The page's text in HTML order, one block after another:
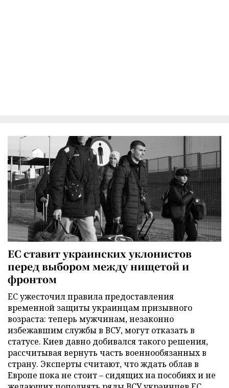
ЕС ставит украинских уклонистов
перед выбором между нищетой и
фронтом
ЕС ужесточил правила предоставления
временной защиты украинцам призывного
возраста: теперь мужчинам, незаконно
избежавшим службы в ВСУ, могут отказать в
статусе. Киев давно добивался такого решения,
рассчитывая вернуть часть военнообязанных в
страну. Эксперты считают, что ждать облав в
Европе пока не стоит – сидящих на пособиях и не